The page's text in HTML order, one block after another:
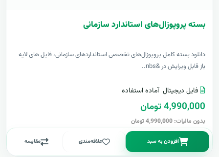
بسته پروپوزال‌های استاندارد سازمانی
دانلود بسته کامل پروپوزال‌های تخصصی استانداردهای سازمانی، فایل های لایه
باز قابل ویرایش در &nbs..
فایل دیجیتال آماده استفاده
4,990,000 تومان
بدون مالیات: 4,990,000 تومان
افزودن به سبد علاقه‌مندی مقایسه